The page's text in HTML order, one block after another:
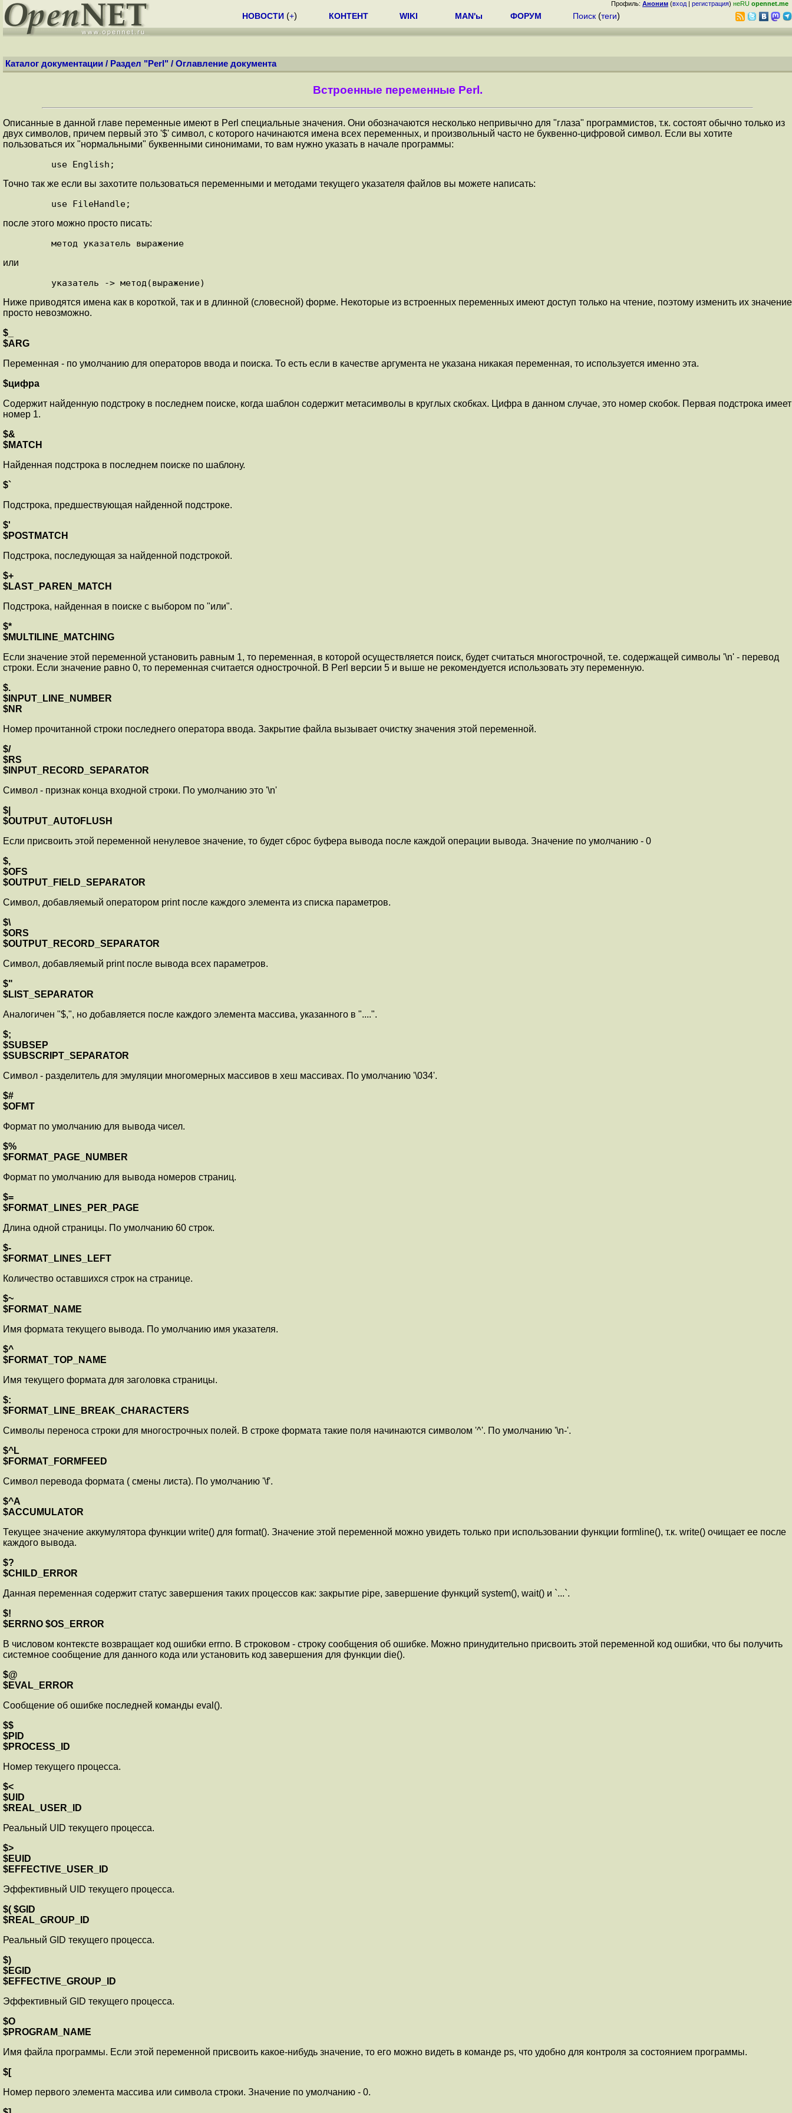
Профиль: Аноним (вход | регистрация) неRU opennet.me
НОВОСТИ (+) КОНТЕНТ WIKI MAN'ы ФОРУМ Поиск (теги)
Каталог документации / Раздел "Perl" / Оглавление документа
Встроенные переменные Perl.
Описанные в данной главе переменные имеют в Perl специальные значения. Они обозначаются несколько непривычно для "глаза" программистов, т.к. состоят обычно только из
двух символов, причем первый это '$' символ, с которого начинаются имена всех переменных, и произвольный часто не буквенно-цифровой символ. Если вы хотите
пользоваться их "нормальными" буквенными синонимами, то вам нужно указать в начале программы:
Точно так же если вы захотите пользоваться переменными и методами текущего указателя файлов вы можете написать:
после этого можно просто писать:
или
Ниже приводятся имена как в короткой, так и в длинной (словесной) форме. Некоторые из встроенных переменных имеют доступ только на чтение, поэтому изменить их значение
просто невозможно.
$_
$ARG
Переменная - по умолчанию для операторов ввода и поиска. То есть если в качестве аргумента не указана никакая переменная, то используется именно эта.
$цифра
Содержит найденную подстроку в последнем поиске, когда шаблон содержит метасимволы в круглых скобках. Цифра в данном случае, это номер скобок. Первая подстрока имеет
номер 1.
$&
$MATCH
Найденная подстрока в последнем поиске по шаблону.
$`
Подстрока, предшествующая найденной подстроке.
$'
$POSTMATCH
Подстрока, последующая за найденной подстрокой.
$+
$LAST_PAREN_MATCH
Подстрока, найденная в поиске с выбором по "или".
$*
$MULTILINE_MATCHING
Если значение этой переменной установить равным 1, то переменная, в которой осуществляется поиск, будет считаться многострочной, т.е. содержащей символы '\n' - перевод
строки. Если значение равно 0, то переменная считается однострочной. В Perl версии 5 и выше не рекомендуется использовать эту переменную.
$.
$INPUT_LINE_NUMBER
$NR
Номер прочитанной строки последнего оператора ввода. Закрытие файла вызывает очистку значения этой переменной.
$/
$RS
$INPUT_RECORD_SEPARATOR
Символ - признак конца входной строки. По умолчанию это '\n'
$|
$OUTPUT_AUTOFLUSH
Если присвоить этой переменной ненулевое значение, то будет сброс буфера вывода после каждой операции вывода. Значение по умолчанию - 0
$,
$OFS
$OUTPUT_FIELD_SEPARATOR
Символ, добавляемый оператором print после каждого элемента из списка параметров.
$\
$ORS
$OUTPUT_RECORD_SEPARATOR
Символ, добавляемый print после вывода всех параметров.
$"
$LIST_SEPARATOR
Аналогичен "$,", но добавляется после каждого элемента массива, указанного в "....".
$;
$SUBSEP
$SUBSCRIPT_SEPARATOR
Символ - разделитель для эмуляции многомерных массивов в хеш массивах. По умолчанию '\034'.
$#
$OFMT
Формат по умолчанию для вывода чисел.
$%
$FORMAT_PAGE_NUMBER
Формат по умолчанию для вывода номеров страниц.
$=
$FORMAT_LINES_PER_PAGE
Длина одной страницы. По умолчанию 60 строк.
$-
$FORMAT_LINES_LEFT
Количество оставшихся строк на странице.
$~
$FORMAT_NAME
Имя формата текущего вывода. По умолчанию имя указателя.
$^
$FORMAT_TOP_NAME
Имя текущего формата для заголовка страницы.
$:
$FORMAT_LINE_BREAK_CHARACTERS
Символы переноса строки для многострочных полей. В строке формата такие поля начинаются символом '^'. По умолчанию '\n-'.
$^L
$FORMAT_FORMFEED
Символ перевода формата ( смены листа). По умолчанию '\f'.
$^A
$ACCUMULATOR
Текущее значение аккумулятора функции write() для format(). Значение этой переменной можно увидеть только при использовании функции formline(), т.к. write() очищает ее после
каждого вывода.
$?
$CHILD_ERROR
Данная переменная содержит статус завершения таких процессов как: закрытие pipe, завершение функций system(), wait() и `...`.
$!
$ERRNO $OS_ERROR
В числовом контексте возвращает код ошибки errno. В строковом - строку сообщения об ошибке. Можно принудительно присвоить этой переменной код ошибки, что бы получить
системное сообщение для данного кода или установить код завершения для функции die().
$@
$EVAL_ERROR
Сообщение об ошибке последней команды eval().
$$
$PID
$PROCESS_ID
Номер текущего процесса.
$<
$UID
$REAL_USER_ID
Реальный UID текущего процесса.
$>
$EUID
$EFFECTIVE_USER_ID
Эффективный UID текущего процесса.
$( $GID
$REAL_GROUP_ID
Реальный GID текущего процесса.
$)
$EGID
$EFFECTIVE_GROUP_ID
Эффективный GID текущего процесса.
$O
$PROGRAM_NAME
Имя файла программы. Если этой переменной присвоить какое-нибудь значение, то его можно видеть в команде ps, что удобно для контроля за состоянием программы.
$[
Номер первого элемента массива или символа строки. Значение по умолчанию - 0.